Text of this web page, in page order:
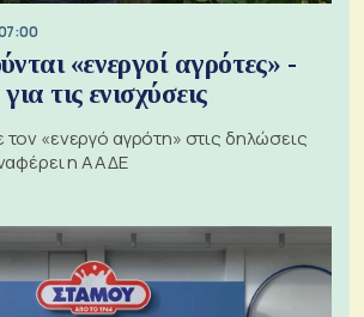
«ενεργοί αγρότες» -
τις ενισχύσεις
«ενεργό αγρότη» στις δηλώσεις
η ΑΑΔΕ